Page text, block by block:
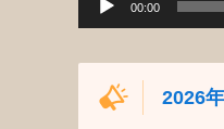
00:00
2026